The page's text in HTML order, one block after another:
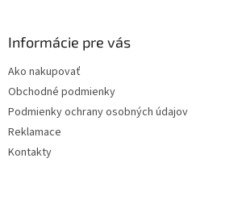
Informácie pre vás
Ako nakupovať
Obchodné podmienky
Podmienky ochrany osobných údajov
Reklamace
Kontakty